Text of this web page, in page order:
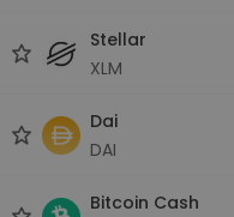
Stellar
XLM
Dai
DAI
Bitcoin Cash